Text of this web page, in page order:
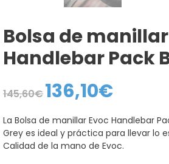
Bolsa de
Handlebar Pack
145,60€
El
precio
145,60€.
136,10€El
precio
es:
136,10€.
La Bolsa de manillar Evoc Handlebar
Grey es ideal y práctica para llevar lo
Calidad de la mano de Evoc.